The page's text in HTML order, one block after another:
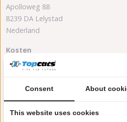
Apolloweg 88
8239 DA Lelystad
Nederland
Kosten
De verzendkosten voor het
producten die voor garantie
alleen aansprakelijk voor de
goederen die het gevolg is van het
Consent About
This website uses cookies